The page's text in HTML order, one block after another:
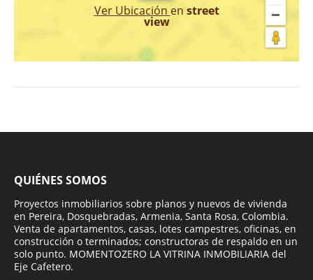
Ver Ubicación en street
view
QUIÉNES SOMOS
Proyectos inmobiliarios sobre planos y nuevos de vivienda
en Pereira, Dosquebradas, Armenia, Santa Rosa, Colombia.
Venta de apartamentos, casas, lotes campestres, oficinas, en
construcción o terminados; constructoras de respaldo en un
solo punto. MOMENTOZERO LA VITRINA INMOBILIARIA del
Eje Cafetero.